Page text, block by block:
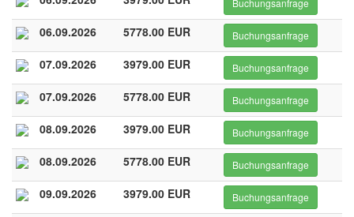
Buchungsanfrage
06.09.2026 5778.00 EUR Buchungsanfrage
07.09.2026 3979.00 EUR Buchungsanfrage
07.09.2026 5778.00 EUR Buchungsanfrage
08.09.2026 3979.00 EUR Buchungsanfrage
08.09.2026 5778.00 EUR Buchungsanfrage
09.09.2026 3979.00 EUR Buchungsanfrage